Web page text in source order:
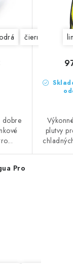
čierno-žltá
dobre
plutvy
Pro